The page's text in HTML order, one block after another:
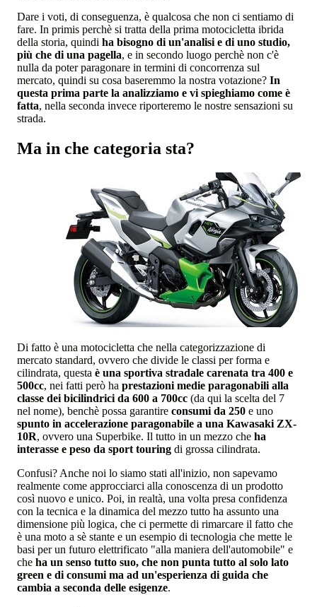
Dare i voti, di conseguenza, è qualcosa che non ci sentiamo di
fare. In primis perchè si tratta della prima motocicletta ibrida
della storia, quindi ha bisogno di un'analisi e di uno studio,
più che di una pagella, e in secondo luogo perchè non c'è
nulla da poter paragonare in termini di concorrenza sul
mercato, quindi su cosa baseremmo la nostra votazione? In
questa prima parte la analizziamo e vi spieghiamo come è
fatta, nella seconda invece riporteremo le nostre sensazioni su
strada.
Ma in che categoria sta?
Di fatto è una motocicletta che nella categorizzazione di
mercato standard, ovvero che divide le classi per forma e
cilindrata, questa è una sportiva stradale carenata tra 400 e
500cc, nei fatti però ha prestazioni medie paragonabili alla
classe dei bicilindrici da 600 a 700cc (da qui la scelta del 7
nel nome), benchè possa garantire consumi da 250 e uno
spunto in accelerazione paragonabile a una Kawasaki ZX-
10R, ovvero una Superbike. Il tutto in un mezzo che ha
interasse e peso da sport touring di grossa cilindrata.
Confusi? Anche noi lo siamo stati all'inizio, non sapevamo
realmente come approcciarci alla conoscenza di un prodotto
così nuovo e unico. Poi, in realtà, una volta presa confidenza
con la tecnica e la dinamica del mezzo tutto ha assunto una
dimensione più logica, che ci permette di rimarcare il fatto che
è una moto a sè stante e un esempio di tecnologia che mette le
basi per un futuro elettrificato "alla maniera dell'automobile" e
che ha un senso tutto suo, che non punta tutto al solo lato
green e di consumi ma ad un'esperienza di guida che
cambia a seconda delle esigenze.